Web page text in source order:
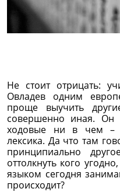
Не стоит отрицать:
Овладев одним
проще выучить
совершенно иная.
ходовые ни в чем –
лексика. Да что там
принципиально
оттолкнуть кого
языком сегодня
происходит?